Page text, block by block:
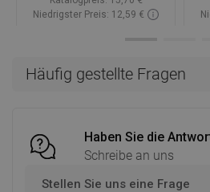
Häufig gestellte Fragen
Haben Sie die
Schreibe an uns
Stellen Sie uns eine Frage
Niedrigster Preis: 12,59 €